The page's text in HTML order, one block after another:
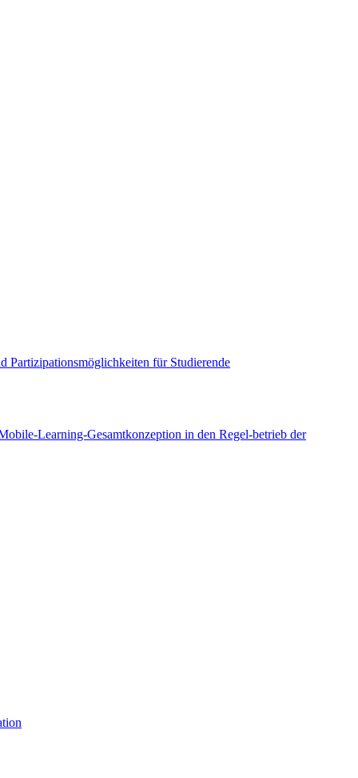
Partizipationsmöglichkeiten für Studierende
Learning-Gesamtkonzeption in den Regel-betrieb der